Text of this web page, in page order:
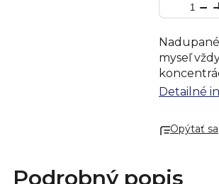
myseľ
výrobku a
Určený
23 %,
Detailné
Opýtať sa
Podrobný popis